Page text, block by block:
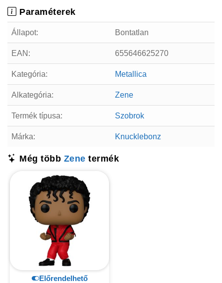
Paraméterek
Állapot: Bontatlan
EAN: 655646625270
Kategória: Metallica
Alkategória: Zene
Termék típusa: Szobrok
Márka: Knucklebonz
Még több Zene termék
Előrendelhető